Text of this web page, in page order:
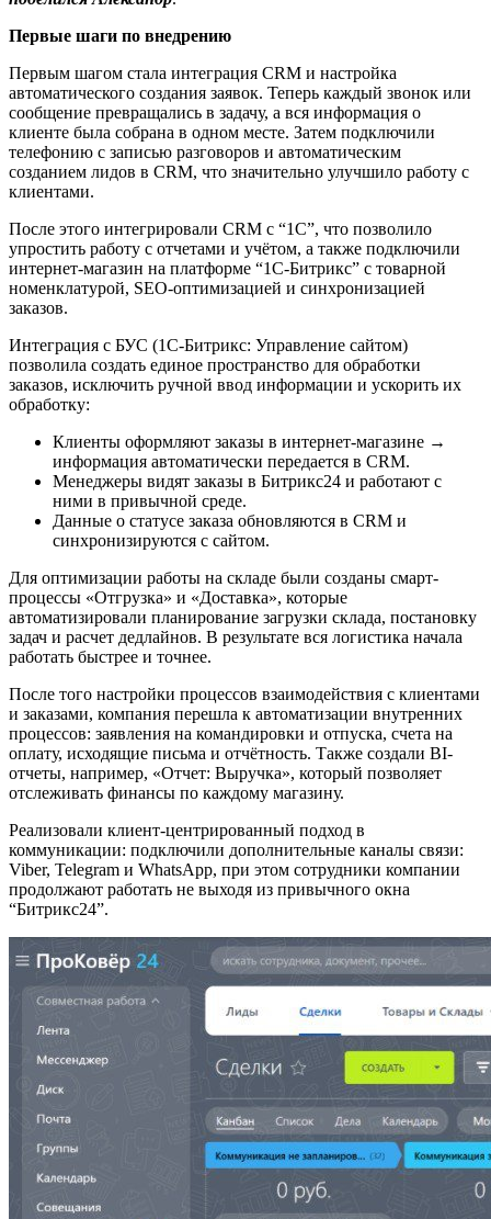
Первые шаги по внедрению
Первым шагом стала интеграция CRM и настройка
автоматического создания заявок. Теперь каждый звонок или
сообщение превращались в задачу, а вся информация о
клиенте была собрана в одном месте. Затем подключили
телефонию с записью разговоров и автоматическим
созданием лидов в CRM, что значительно улучшило работу с
клиентами.
После этого интегрировали CRM c “1С”, что позволило
упростить работу с отчетами и учётом, а также подключили
интернет-магазин на платформе “1С-Битрикс” с товарной
номенклатурой, SEO-оптимизацией и синхронизацией
заказов.
Интеграция с БУС (1С-Битрикс: Управление сайтом)
позволила создать единое пространство для обработки
заказов, исключить ручной ввод информации и ускорить их
обработку:
Клиенты оформляют заказы в интернет-магазине →
информация автоматически передается в CRM.
Менеджеры видят заказы в Битрикс24 и работают с
ними в привычной среде.
Данные о статусе заказа обновляются в CRM и
синхронизируются с сайтом.
Для оптимизации работы на складе были созданы смарт-
процессы «Отгрузка» и «Доставка», которые
автоматизировали планирование загрузки склада, постановку
задач и расчет дедлайнов. В результате вся логистика начала
работать быстрее и точнее.
После того настройки процессов взаимодействия с клиентами
и заказами, компания перешла к автоматизации внутренних
процессов: заявления на командировки и отпуска, счета на
оплату, исходящие письма и отчётность. Также создали BI-
отчеты, например, «Отчет: Выручка», который позволяет
отслеживать финансы по каждому магазину.
Реализовали клиент-центрированный подход в
коммуникации: подключили дополнительные каналы связи:
Viber, Telegram и WhatsApp, при этом сотрудники компании
продолжают работать не выходя из привычного окна
“Битрикс24”.